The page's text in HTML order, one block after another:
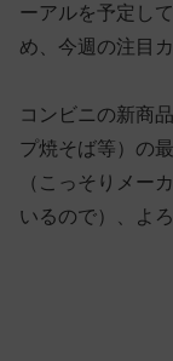
ーアルを予定し
め、今週の注目
コンビニの新商
プ焼そば等）の
（こっそりメー
いるので）、よ